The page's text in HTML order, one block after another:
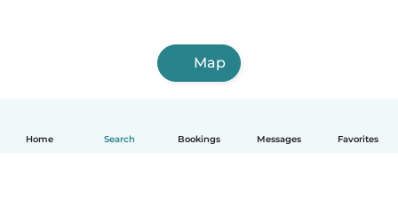
Home Search Bookings Messages Favorites
Map